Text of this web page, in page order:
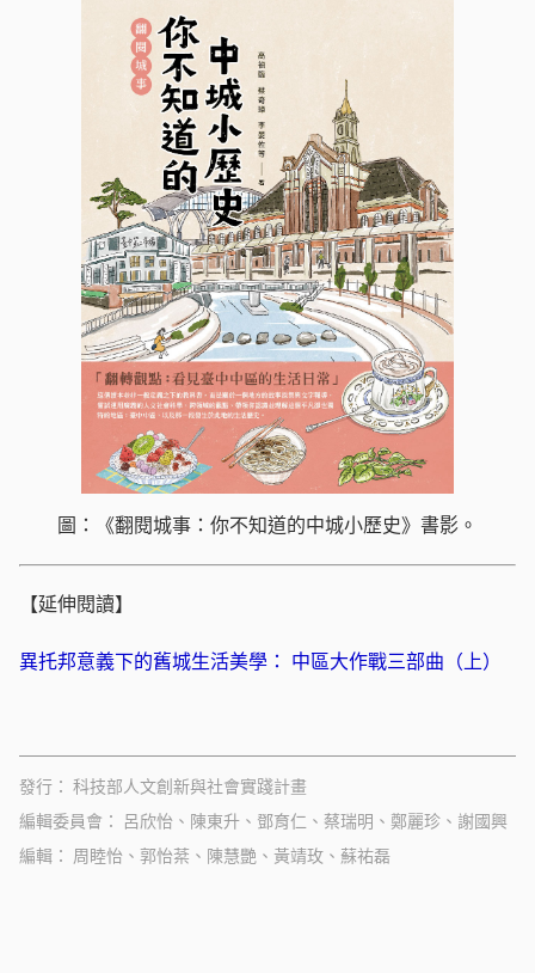
圖：《翻閱城事：你不知道的中城小歷史》書影。
【延伸閱讀】
異托邦意義下的舊城生活美學： 中區大作戰三部曲（上）
發行
科技部人文創新與社會實踐計畫
編輯委員會
呂欣怡、陳東升、鄧育仁、蔡瑞明、鄭麗珍、謝國興
編輯
周睦怡、郭怡棻、陳慧艷、黃靖玫、蘇祐磊